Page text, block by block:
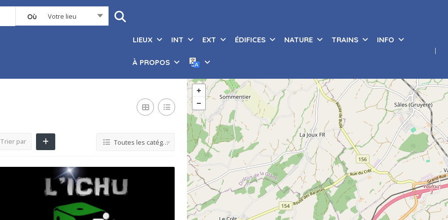
Où Votre lieu
LIEUX INT EXT ÉDIFICES NATURE TRAINS INFO
À PROPOS
Trier par Toutes les catégories